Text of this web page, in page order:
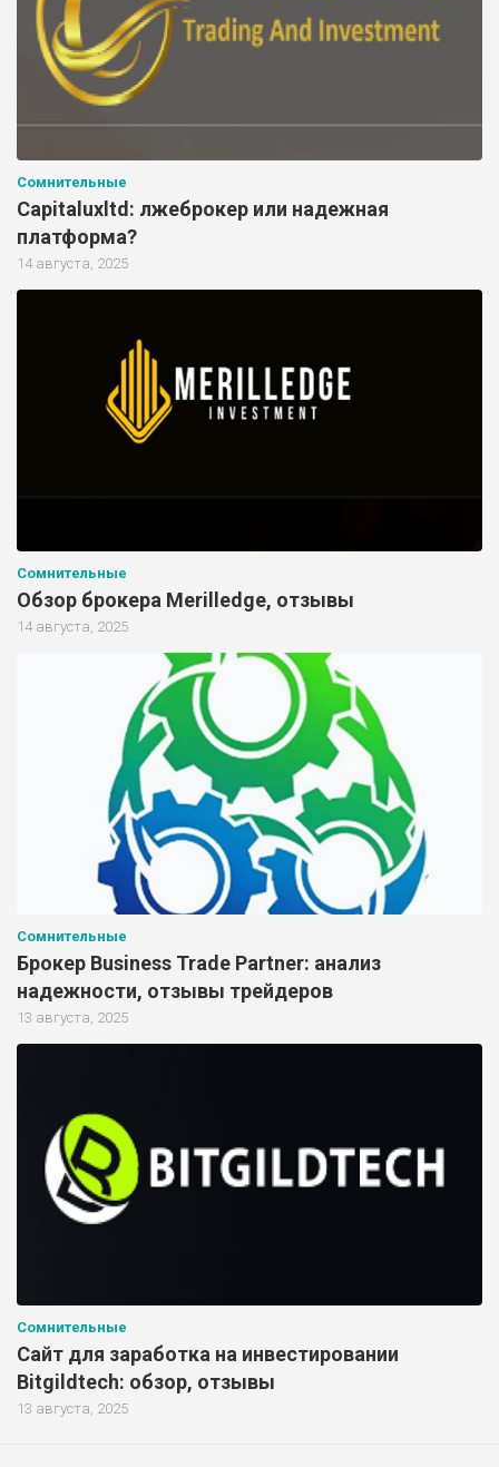
Сомнительные
Capitaluxltd: лжеброкер или надежная
платформа?
14 августа, 2025
Сомнительные
Обзор брокера Merilledge, отзывы
14 августа, 2025
Сомнительные
Брокер Business Trade Partner: анализ
надежности, отзывы трейдеров
13 августа, 2025
Сомнительные
Сайт для заработка на инвестировании
Bitgildtech: обзор, отзывы
13 августа, 2025